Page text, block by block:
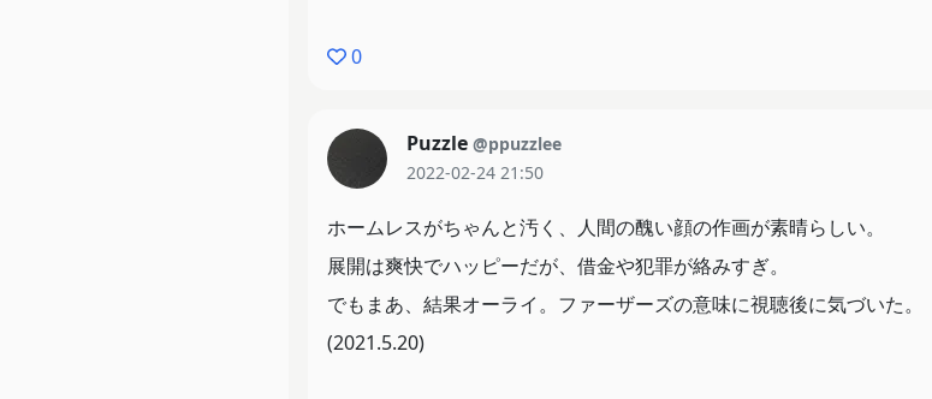
0
Puzzle @ppuzzlee
2022-02-24 21:50
ホームレスがちゃんと汚く、人間の醜い顔の作画が素晴らしい。
展開は爽快でハッピーだが、借金や犯罪が絡みすぎ。
でもまあ、結果オーライ。ファーザーズの意味に視聴後に気づいた。
(2021.5.20)